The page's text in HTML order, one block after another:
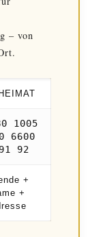
– von
1005
6600
92
+
+